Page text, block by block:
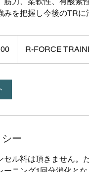
みを把握し今後のTRに
R-FORCE
ー
セル料は頂きません。